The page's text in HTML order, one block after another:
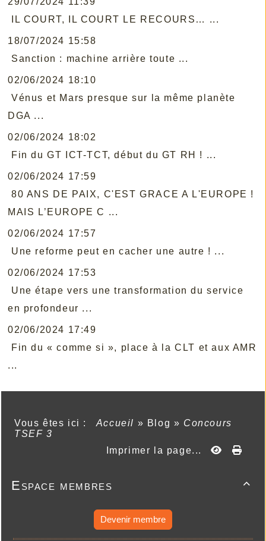
IL COURT, IL COURT LE RECOURS… ...
18/07/2024 15:58
Sanction : machine arrière toute ...
02/06/2024 18:10
Vénus et Mars presque sur la même planète
DGA ...
02/06/2024 18:02
Fin du GT ICT-TCT, début du GT RH ! ...
02/06/2024 17:59
80 ANS DE PAIX, C'EST GRACE A L'EUROPE !
MAIS L’EUROPE C ...
02/06/2024 17:57
Une reforme peut en cacher une autre ! ...
02/06/2024 17:53
Une étape vers une transformation du service
en profondeur ...
02/06/2024 17:49
Fin du « comme si », place à la CLT et aux AMR
...
Vous êtes ici : Accueil » Blog » Concours
TSEF 3
Imprimer la page...

Espace membres
Devenir membre